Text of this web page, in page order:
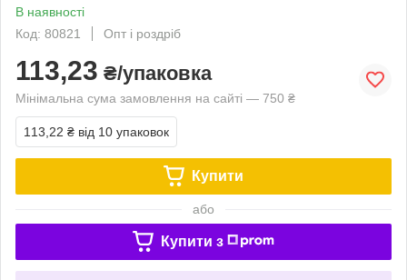
В наявності
Код: 80821
Опт і роздріб
113,23 ₴/упаковка
Мінімальна сума замовлення на сайті — 750 ₴
113,22 ₴ від 10 упаковок
Купити
або
Купити з